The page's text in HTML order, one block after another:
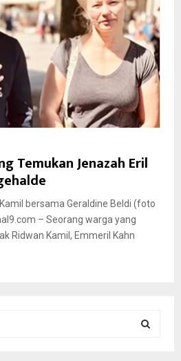
Temukan Jenazah Eril
bersama Geraldine Beldi (foto
– Seorang warga yang
Ridwan Kamil, Emmeril Kahn